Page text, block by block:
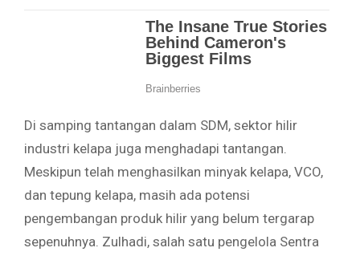
Di samping tantangan dalam SDM, sektor hilir
industri kelapa juga menghadapi tantangan.
Meskipun telah menghasilkan minyak kelapa, VCO,
dan tepung kelapa, masih ada potensi
pengembangan produk hilir yang belum tergarap
sepenuhnya. Zulhadi, salah satu pengelola Sentra